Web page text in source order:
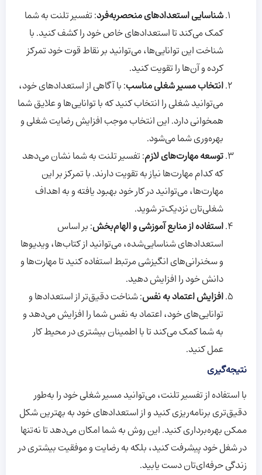
شناسایی استعدادهای منحصربه‌فرد: تفسیر تلنت به شما
کمک می‌کند تا استعدادهای خاص خود را کشف کنید. با
شناخت این توانایی‌ها، می‌توانید بر نقاط قوت خود تمرکز
کرده و آن‌ها را تقویت کنید.
انتخاب مسیر شغلی مناسب: با آگاهی از استعدادهای خود،
می‌توانید شغلی را انتخاب کنید که با توانایی‌ها و علایق شما
همخوانی دارد. این انتخاب موجب افزایش رضایت شغلی و
بهره‌وری شما می‌شود.
توسعه مهارت‌های لازم: تفسیر تلنت به شما نشان می‌دهد
که کدام مهارت‌ها نیاز به تقویت دارند. با تمرکز بر این
مهارت‌ها، می‌توانید در کار خود بهبود یافته و به اهداف
شغلی‌تان نزدیک‌تر شوید.
استفاده از منابع آموزشی و الهام‌بخش: بر اساس
استعدادهای شناسایی‌شده، می‌توانید از کتاب‌ها، ویدیوها
و سخنرانی‌های انگیزشی مرتبط استفاده کنید تا مهارت‌ها و
دانش خود را افزایش دهید.
افزایش اعتماد به نفس: شناخت دقیق‌تر از استعدادها و
توانایی‌های خود، اعتماد به نفس شما را افزایش می‌دهد و
به شما کمک می‌کند تا با اطمینان بیشتری در محیط کار
عمل کنید.
نتیجه‌گیری
با استفاده از تفسیر تلنت، می‌توانید مسیر شغلی خود را به‌طور
دقیق‌تری برنامه‌ریزی کنید و از استعدادهای خود به بهترین شکل
ممکن بهره‌برداری کنید. این روش به شما امکان می‌دهد تا نه‌تنها
در شغل خود پیشرفت کنید، بلکه به رضایت و موفقیت بیشتری در
زندگی حرفه‌ای‌تان دست یابید.